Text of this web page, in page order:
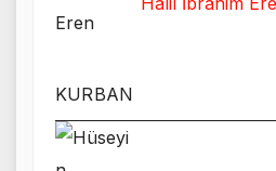
KURBAN